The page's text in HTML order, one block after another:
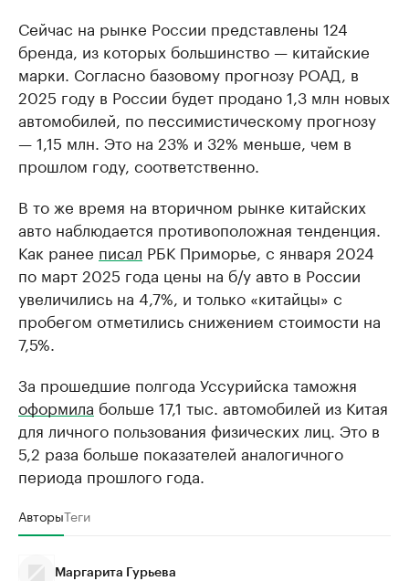
Сейчас на рынке России представлены 124
бренда, из которых большинство — китайские
марки. Согласно базовому прогнозу РОАД, в
2025 году в России будет продано 1,3 млн новых
автомобилей, по пессимистическому прогнозу
— 1,15 млн. Это на 23% и 32% меньше, чем в
прошлом году, соответственно.
В то же время на вторичном рынке китайских
авто наблюдается противоположная тенденция.
Как ранее писал РБК Приморье, с января 2024
по март 2025 года цены на б/у авто в России
увеличились на 4,7%, и только «китайцы» с
пробегом отметились снижением стоимости на
7,5%.
За прошедшие полгода Уссурийска таможня
оформила больше 17,1 тыс. автомобилей из Китая
для личного пользования физических лиц. Это в
5,2 раза больше показателей аналогичного
периода прошлого года.
АвторыТеги
Маргарита Гурьева